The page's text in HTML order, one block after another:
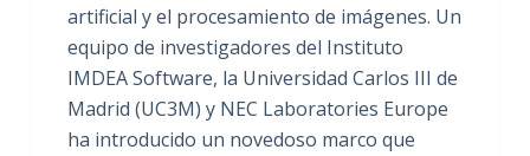
artificial y el procesamiento de imágenes. Un
equipo de investigadores del Instituto
IMDEA Software, la Universidad Carlos III de
Madrid (UC3M) y NEC Laboratories Europe
ha introducido un novedoso marco que